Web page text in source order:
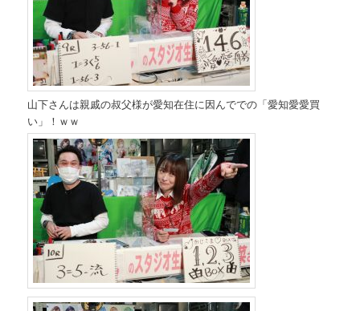
山下さんは親戚の叔父様が愛知在住に因んででの「愛知愛愛買
い」！ｗｗ